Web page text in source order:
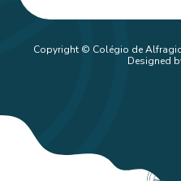
Copyright © Colégio de
Designed